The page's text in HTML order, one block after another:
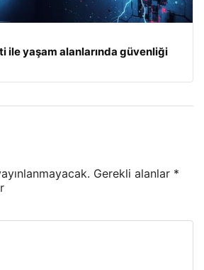
ile yaşam alanlarında güvenliği
Gerekli alanlar *